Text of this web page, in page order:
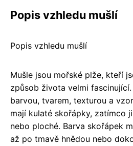
Popis vzhledu mušlí
Popis vzhledu mušlí
Mušle jsou mořské plže, kteří
způsob života velmi
barvou, tvarem, texturou a
mají kulaté skořápky, zatímco
nebo ploché. Barva skořápek
až po tmavě hnědou nebo